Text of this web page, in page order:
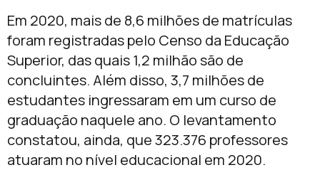
Em 2020, mais de 8,6 milhões de matrículas
foram registradas pelo Censo da Educação
Superior, das quais 1,2 milhão são de
concluintes. Além disso, 3,7 milhões de
estudantes ingressaram em um curso de
graduação naquele ano. O levantamento
constatou, ainda, que 323.376 professores
atuaram no nível educacional em 2020.